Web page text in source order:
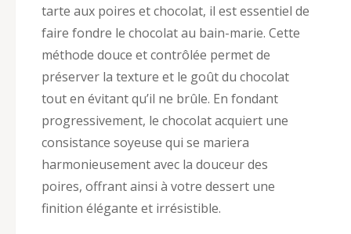
tarte aux poires et chocolat, il est essentiel de
faire fondre le chocolat au bain-marie. Cette
méthode douce et contrôlée permet de
préserver la texture et le goût du chocolat
tout en évitant qu’il ne brûle. En fondant
progressivement, le chocolat acquiert une
consistance soyeuse qui se mariera
harmonieusement avec la douceur des
poires, offrant ainsi à votre dessert une
finition élégante et irrésistible.